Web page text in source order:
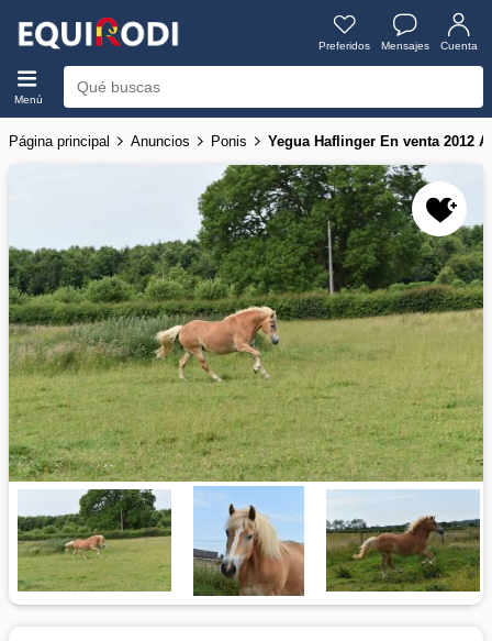
Preferidos Mensajes Cuenta
Menú
Página principal Anuncios Ponis Yegua Haflinger En venta 2012